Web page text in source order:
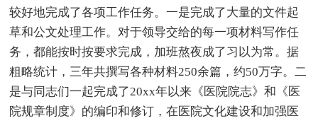
较好地完成了各项工作任务。一是完成了大量的文件起
草和公文处理工作。对于领导交给的每一项材料写作任
务，都能按时按要求完成，加班熬夜成了习以为常。据
粗略统计，三年共撰写各种材料250余篇，约50万字。二
是与同志们一起完成了20xx年以来《医院院志》和《医
院规章制度》的编印和修订，在医院文化建设和加强医